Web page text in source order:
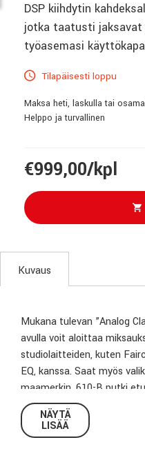
DSP kiihdytin
jotka taatusti
työasemasi
Tilapäisesti loppu
Maksa heti, laskulla tai
Helppo ja turvallinen
€999,00/kpl
Kuvaus
Mukana tulevan ”Analog
avulla voit aloittaa
studiolaitteiden, kuten
EQ, kanssa. Saat myös
maamerkin, 610-B putki
OCTO Custom -paketti
pluginpaketin sekä
NÄYTÄ
LISÄÄ